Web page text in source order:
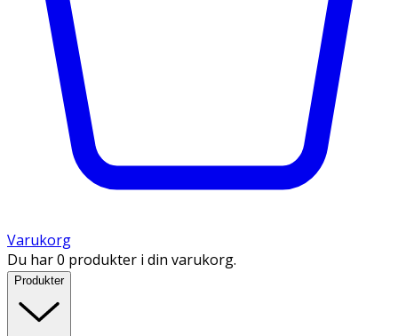
Varukorg
Du har 0 produkter i din varukorg.
Produkter